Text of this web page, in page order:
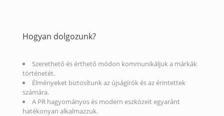
Hogyan dolgozunk?
Szerethető és érthető módon kommunikáljuk a márkák
történetét.
Élményeket biztosítunk az újságírók és az érintettek
számára.
A PR hagyományos és modern eszközeit egyaránt
hatékonyan alkalmazzuk.